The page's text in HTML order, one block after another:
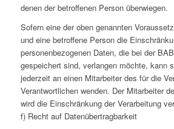
denen der betroffenen Person überwiegen.
Sofern eine der oben genannten
und eine betroffene Person die
personenbezogenen Daten, die bei der
gespeichert sind, verlangen möchte, kann
jederzeit an einen Mitarbeiter des für die
Verantwortlichen wenden. Der Mitarbeiter
wird die Einschränkung der Verarbeitung
f) Recht auf Datenübertragbarkeit